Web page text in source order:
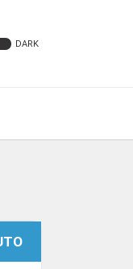
DARK